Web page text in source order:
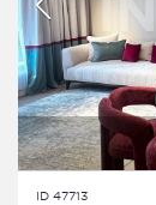
ID 47713